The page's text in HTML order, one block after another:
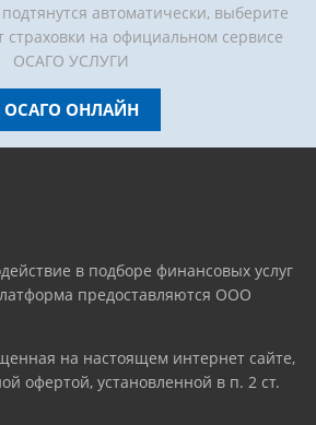
автоматически, выберите
на официальном сервисе
ОСАГО УСЛУГИ
ОСАГО ОНЛАЙН
в подборе финансовых услуг
предоставляются ООО
на настоящем интернет сайте,
офертой, установленной в п. 2 ст.